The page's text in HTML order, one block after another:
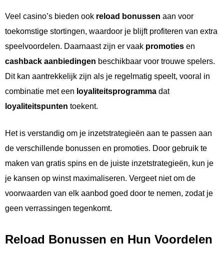
Veel casino’s bieden ook reload bonussen aan voor
toekomstige stortingen, waardoor je blijft profiteren van extra
speelvoordelen. Daarnaast zijn er vaak promoties en
cashback aanbiedingen beschikbaar voor trouwe spelers.
Dit kan aantrekkelijk zijn als je regelmatig speelt, vooral in
combinatie met een loyaliteitsprogramma dat
loyaliteitspunten toekent.
Het is verstandig om je inzetstrategieën aan te passen aan
de verschillende bonussen en promoties. Door gebruik te
maken van gratis spins en de juiste inzetstrategieën, kun je
je kansen op winst maximaliseren. Vergeet niet om de
voorwaarden van elk aanbod goed door te nemen, zodat je
geen verrassingen tegenkomt.
Reload Bonussen en Hun Voordelen